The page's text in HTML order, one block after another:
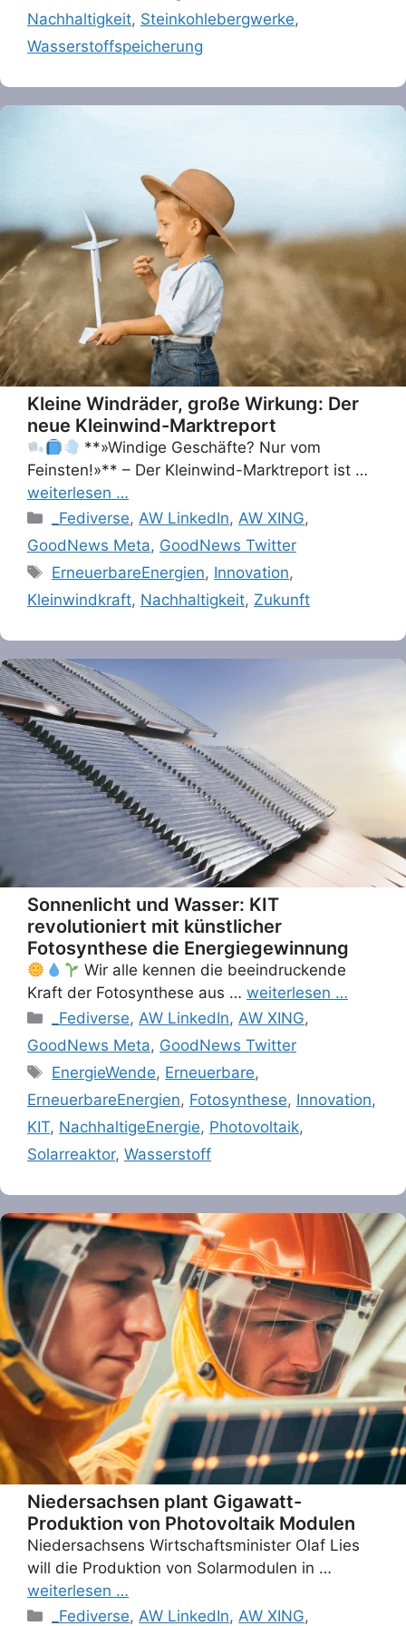
Nachhaltigkeit, Steinkohlebergwerke,
Wasserstoffspeicherung
Kleine Windräder, große Wirkung: Der
neue Kleinwind-Marktreport
**»Windige Geschäfte? Nur vom
Feinsten!»** – Der Kleinwind-Marktreport ist …
weiterlesen …
Categories
_Fediverse, AW LinkedIn, AW XING,
GoodNews Meta, GoodNews Twitter
Tags
ErneuerbareEnergien, Innovation,
Kleinwindkraft, Nachhaltigkeit, Zukunft
Sonnenlicht und Wasser: KIT
revolutioniert mit künstlicher
Fotosynthese die Energiegewinnung
Wir alle kennen die beeindruckende
Kraft der Fotosynthese aus … weiterlesen …
Categories
_Fediverse, AW LinkedIn, AW XING,
GoodNews Meta, GoodNews Twitter
Tags
EnergieWende, Erneuerbare,
ErneuerbareEnergien, Fotosynthese, Innovation,
KIT, NachhaltigeEnergie, Photovoltaik,
Solarreaktor, Wasserstoff
Niedersachsen plant Gigawatt-
Produktion von Photovoltaik Modulen
Niedersachsens Wirtschaftsminister Olaf Lies
will die Produktion von Solarmodulen in …
weiterlesen …
Categories
_Fediverse, AW LinkedIn, AW XING,